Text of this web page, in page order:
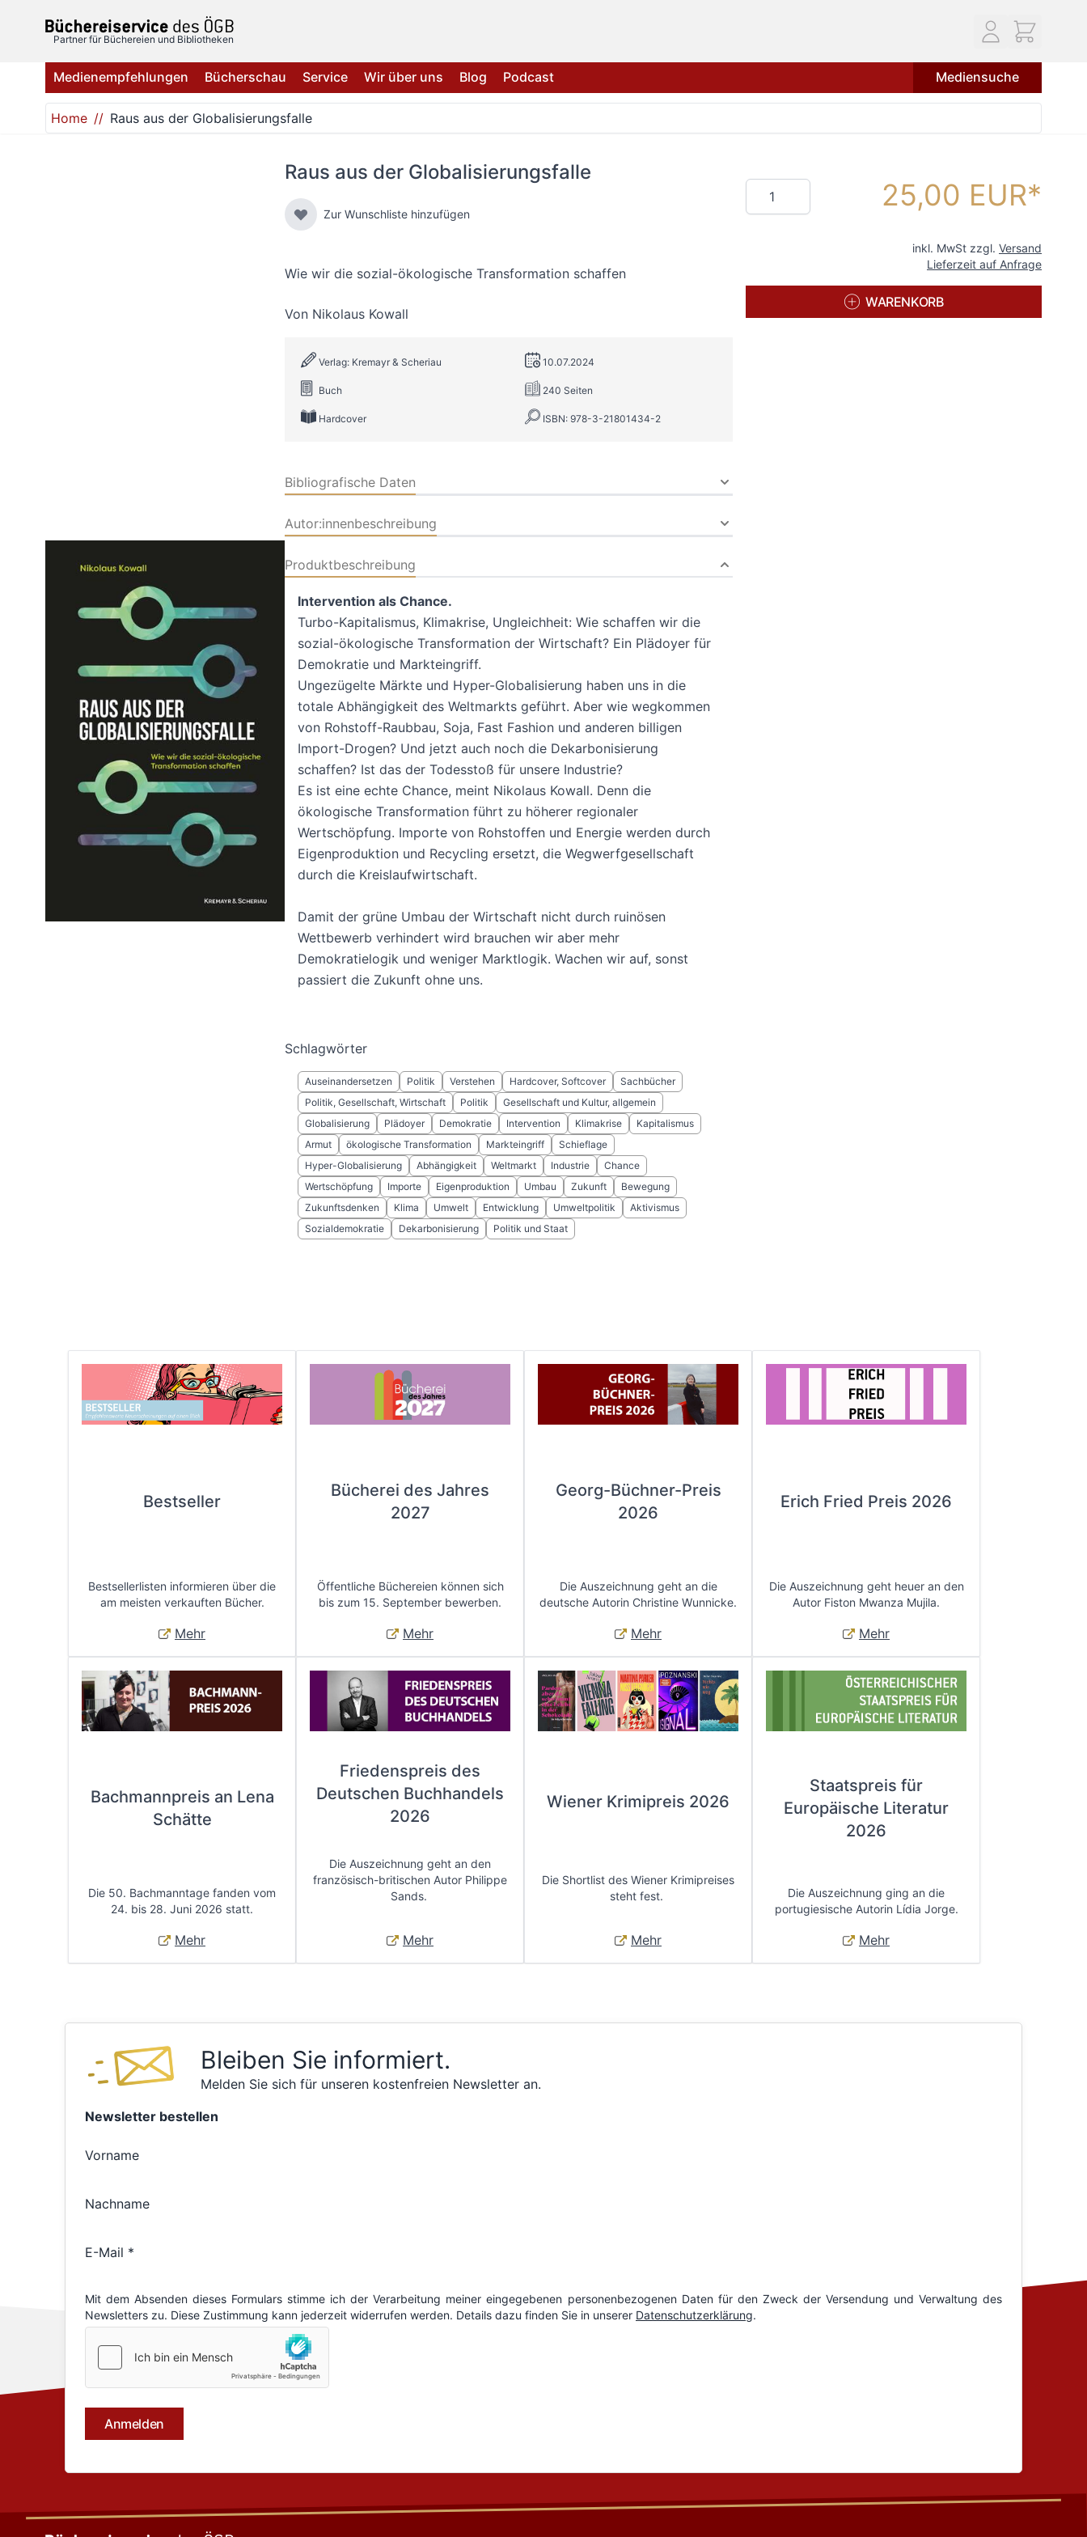
Partner für Büchereien und Bibliotheken
Medienempfehlungen Bücherschau Service Wir über uns Blog Podcast Mediensuche
Home Raus aus der Globalisierungsfalle
Raus aus der Globalisierungsfalle
Zur Wunschliste hinzufügen
Wie wir die sozial-ökologische Transformation schaffen
Von Nikolaus Kowall
Verlag: Kremayr & Scheriau 10.07.2024
Buch 240 Seiten
Hardcover ISBN: 978-3-21801434-2
Bibliografische Daten
Autor:innenbeschreibung
Produktbeschreibung
Intervention als Chance.
Turbo-Kapitalismus, Klimakrise, Ungleichheit: Wie schaffen wir die
sozial-ökologische Transformation der Wirtschaft? Ein Plädoyer für
Demokratie und Markteingriff.
Ungezügelte Märkte und Hyper-Globalisierung haben uns in die
totale Abhängigkeit des Weltmarkts geführt. Aber wie wegkommen
von Rohstoff-Raubbau, Soja, Fast Fashion und anderen billigen
Import-Drogen? Und jetzt auch noch die Dekarbonisierung
schaffen? Ist das der Todesstoß für unsere Industrie?
Es ist eine echte Chance, meint Nikolaus Kowall. Denn die
ökologische Transformation führt zu höherer regionaler
Wertschöpfung. Importe von Rohstoffen und Energie werden durch
Eigenproduktion und Recycling ersetzt, die Wegwerfgesellschaft
durch die Kreislaufwirtschaft.
Damit der grüne Umbau der Wirtschaft nicht durch ruinösen
Wettbewerb verhindert wird brauchen wir aber mehr
Demokratielogik und weniger Marktlogik. Wachen wir auf, sonst
passiert die Zukunft ohne uns.
Schlagwörter
Auseinandersetzen Politik Verstehen Hardcover, Softcover
Sachbücher
Politik, Gesellschaft, Wirtschaft
Politik
Gesellschaft und Kultur, allgemein
Globalisierung
Plädoyer Demokratie Intervention Klimakrise
Kapitalismus
Armut
ökologische Transformation Markteingriff
Schieflage
Hyper-Globalisierung
Abhängigkeit Weltmarkt Industrie
Chance
Wertschöpfung
Importe Eigenproduktion Umbau Zukunft
Bewegung
Zukunftsdenken
Klima Umwelt Entwicklung Umweltpolitik
Aktivismus
Sozialdemokratie
Dekarbonisierung Politik und Staat
Menge 25,00 EUR
inkl. MwSt zzgl. Versand
Lieferzeit auf Anfrage
WARENKORB
Bestseller
Bestsellerlisten informieren über die
am meisten verkauften Bücher.
Mehr
Bücherei des Jahres
2027
Öffentliche Büchereien können sich
bis zum 15. September bewerben.
Mehr
Georg-Büchner-Preis
2026
Die Auszeichnung geht an die
deutsche Autorin Christine Wunnicke.
Mehr
Erich Fried Preis 2026
Die Auszeichnung geht heuer an den
Autor Fiston Mwanza Mujila.
Mehr
Bachmannpreis an Lena
Schätte
Die 50. Bachmanntage fanden vom
24. bis 28. Juni 2026 statt.
Mehr
Friedenspreis des
Deutschen Buchhandels
2026
Die Auszeichnung geht an den
französisch-britischen Autor Philippe
Sands.
Mehr
Wiener Krimipreis 2026
Die Shortlist des Wiener Krimipreises
steht fest.
Mehr
Staatspreis für
Europäische Literatur
2026
Die Auszeichnung ging an die
portugiesische Autorin Lídia Jorge.
Mehr
Bleiben Sie informiert.
Melden Sie sich für unseren kostenfreien Newsletter an.